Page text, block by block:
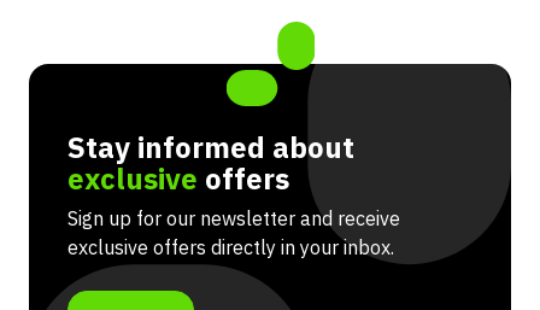
Stay informed about
exclusive offers
Sign up for our newsletter and receive
exclusive offers directly in your inbox.